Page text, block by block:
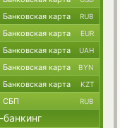
Банковская карта RUB
Банковская карта EUR
Банковская карта UAH
Банковская карта BYN
Банковская карта KZT
СБП RUB